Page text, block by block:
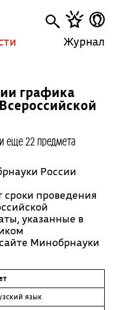
Журнал
графика
и еще 22 предмета
России
проведения
указанные в
Минобрнауки
язык